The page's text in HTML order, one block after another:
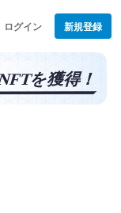
ログイン 新規登録